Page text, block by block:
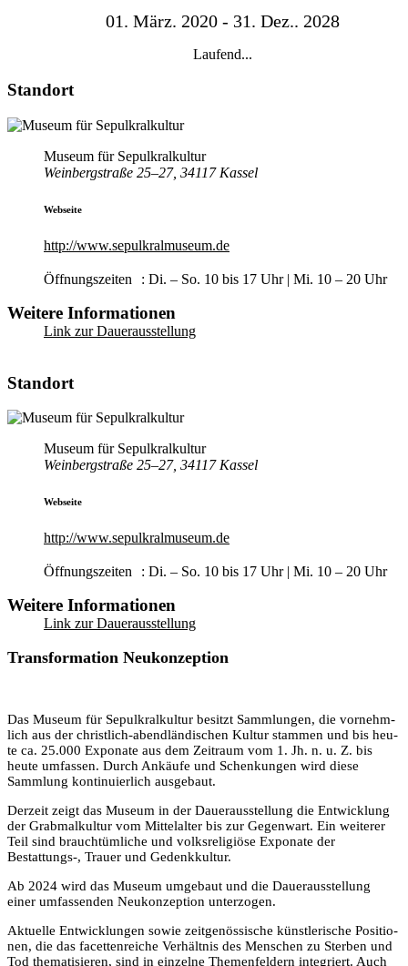
01. März. 2020- 31. Dez.. 2028
Laufend...
Standort
Museum für Sepulkralkultur
Weinbergstraße 25–27, 34117 Kassel
Webseite
http://www.sepulkralmuseum.de
Öffnungszeiten : Di. – So. 10 bis 17 Uhr | Mi. 10 – 20 Uhr
Weitere Informationen
Link zur Dauerausstellung
Standort
Museum für Sepulkralkultur
Weinbergstraße 25–27, 34117 Kassel
Webseite
http://www.sepulkralmuseum.de
Öffnungszeiten : Di. – So. 10 bis 17 Uhr | Mi. 10 – 20 Uhr
Weitere Informationen
Link zur Dauerausstellung
Transformation Neukonzeption
Das Muse­um für Sepul­kral­kul­tur besitzt Samm­lun­gen, die vor­nehm­
lich aus der christ­lich-abend­län­di­schen Kul­tur stam­men und bis heu­
te ca. 25.000 Expo­na­te aus dem Zeit­raum vom 1. Jh. n. u. Z. bis
heu­te umfas­sen. Durch Ankäu­fe und Schen­kun­gen wird die­se
Samm­lung kon­ti­nu­ier­lich ausgebaut.
Der­zeit zeigt das Muse­um in der Dau­er­aus­stel­lung die Ent­wick­lung
der Grab­mal­kul­tur vom Mit­tel­al­ter bis zur Gegen­wart. Ein wei­te­rer
Teil sind brauch­tüm­li­che und volks­re­li­giö­se Expo­na­te der
Bestattungs‑, Trau­er und Gedenkkultur.
Ab 2024 wird das Muse­um umge­baut und die Dau­er­aus­stel­lung
einer umfas­sen­den Neu­kon­zep­ti­on unterzogen.
Aktu­el­le Ent­wick­lun­gen sowie zeit­ge­nös­si­sche künst­le­ri­sche Posi­tio­
nen, die das facet­ten­rei­che Ver­hält­nis des Men­schen zu Ster­ben und
Tod the­ma­ti­sie­ren, sind in ein­zel­ne The­men­fel­dern inte­griert. Auch